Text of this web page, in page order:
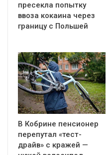
пресекла попытку
ввоза кокаина через
границу с Польшей
В Кобрине пенсионер
перепутал «тест-
драйв» с кражей —